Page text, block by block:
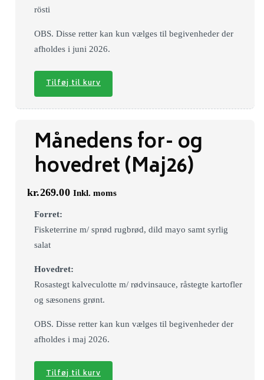
rösti
OBS. Disse retter kan kun vælges til begivenheder der
afholdes i juni 2026.
Tilføj til kurv
Månedens for- og
hovedret (Maj26)
kr.269.00 Inkl. moms
Forret:
Fisketerrine m/ sprød rugbrød, dild mayo samt syrlig
salat
Hovedret:
Rosastegt kalveculotte m/ rødvinsauce, råstegte kartofler
og sæsonens grønt.
OBS. Disse retter kan kun vælges til begivenheder der
afholdes i maj 2026.
Tilføj til kurv